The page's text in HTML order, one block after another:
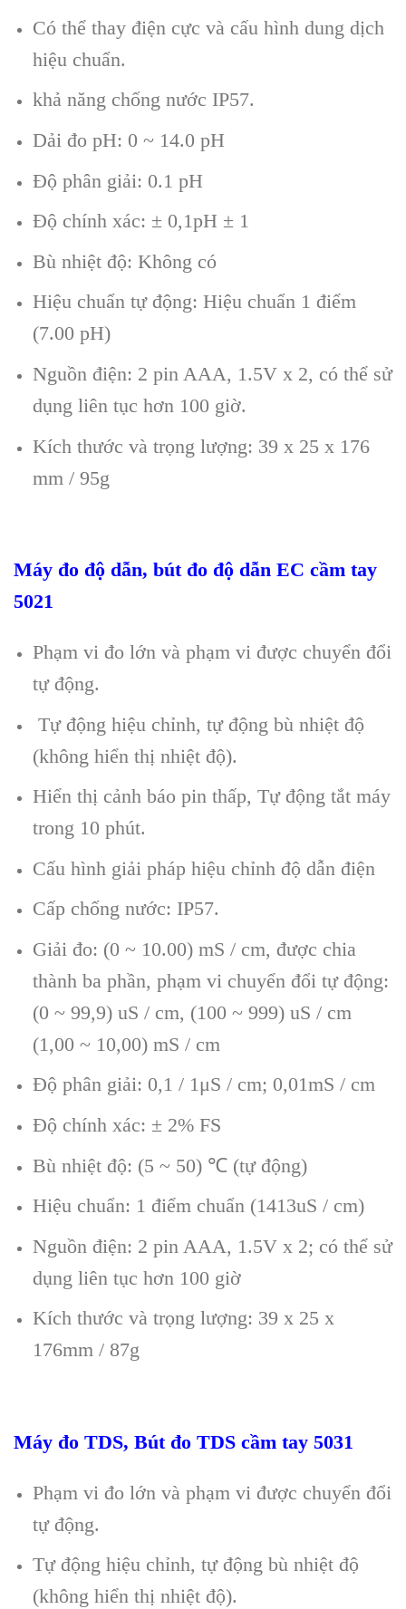
Có thể thay điện cực và cấu hình dung dịch
hiệu chuẩn.
khả năng chống nước IP57.
Dải đo pH: 0 ~ 14.0 pH
Độ phân giải: 0.1 pH
Độ chính xác: ± 0,1pH ± 1
Bù nhiệt độ: Không có
Hiệu chuẩn tự động: Hiệu chuẩn 1 điểm
(7.00 pH)
Nguồn điện: 2 pin AAA, 1.5V x 2, có thể sử
dụng liên tục hơn 100 giờ.
Kích thước và trọng lượng: 39 x 25 x 176
mm / 95g
Máy đo độ dẫn, bút đo độ dẫn EC cầm tay
5021
Phạm vi đo lớn và phạm vi được chuyển đổi
tự động.
Tự động hiệu chỉnh, tự động bù nhiệt độ
(không hiển thị nhiệt độ).
Hiển thị cảnh báo pin thấp, Tự động tắt máy
trong 10 phút.
Cấu hình giải pháp hiệu chỉnh độ dẫn điện
Cấp chống nước: IP57.
Giải đo: (0 ~ 10.00) mS / cm, được chia
thành ba phần, phạm vi chuyển đổi tự động:
(0 ~ 99,9) uS / cm, (100 ~ 999) uS / cm
(1,00 ~ 10,00) mS / cm
Độ phân giải: 0,1 / 1μS / cm; 0,01mS / cm
Độ chính xác: ± 2% FS
Bù nhiệt độ: (5 ~ 50) ℃(tự động)
Hiệu chuẩn: 1 điểm chuẩn (1413uS / cm)
Nguồn điện: 2 pin AAA, 1.5V x 2; có thể sử
dụng liên tục hơn 100 giờ
Kích thước và trọng lượng: 39 x 25 x
176mm / 87g
Máy đo TDS, Bút đo TDS cầm tay 5031
Phạm vi đo lớn và phạm vi được chuyển đổi
tự động.
Tự động hiệu chỉnh, tự động bù nhiệt độ
(không hiển thị nhiệt độ).